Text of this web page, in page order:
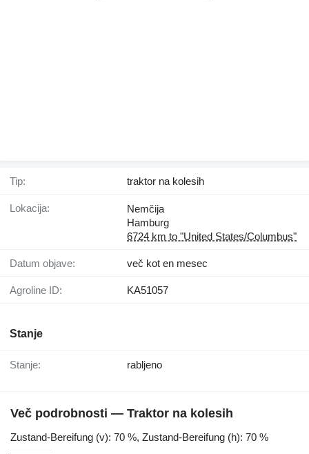
Tip: traktor na kolesih
Lokacija:
Nemčija
Hamburg
6724 km to "United States/Columbus"
Datum objave: več kot en mesec
Agroline ID: KA51057
Stanje
Stanje: rabljeno
Več podrobnosti — Traktor na kolesih
Zustand-Bereifung ​​​​​​​​​‌‌​​​​‌​​​​​​​​​‌‌‌​‌​‌​​​​​​​​​‌‌‌​‌​​​​​​​​​​​‌‌​‌‌‌‌​​​​​​​​​‌‌​‌‌​​​​​​​​​​​‌‌​‌​​‌​​​​​​​​​‌‌​‌‌‌​​​​​​​​​​‌‌​​‌​‌(v): 70 %, Zustand-Bereifung (h): 70 %